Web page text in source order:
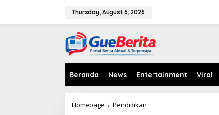
Thursday, August 6, 2026
Beranda News Entertainment Viral
Homepage / Pendidikan